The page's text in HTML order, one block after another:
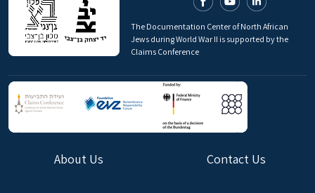
The Documentation Center of North African
Jews during World War II is supported by the
Claims Conference
About Us Contact Us